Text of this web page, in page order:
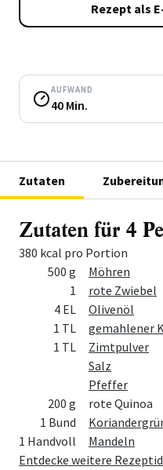
Rezept als
AUFWAND
40 Min.
Zutaten
Zutaten für 4
380 kcal pro Portion
MengeZutat
500 g
Möhren
1
rote Zwiebel
4 EL
Olivenöl
1 TL
gemahlener
1 TL
Zimtpulver
Salz
Pfeffer
200 g
rote Quinoa
1 Bund
1 Handvoll
Mandeln
Entdecke weitere